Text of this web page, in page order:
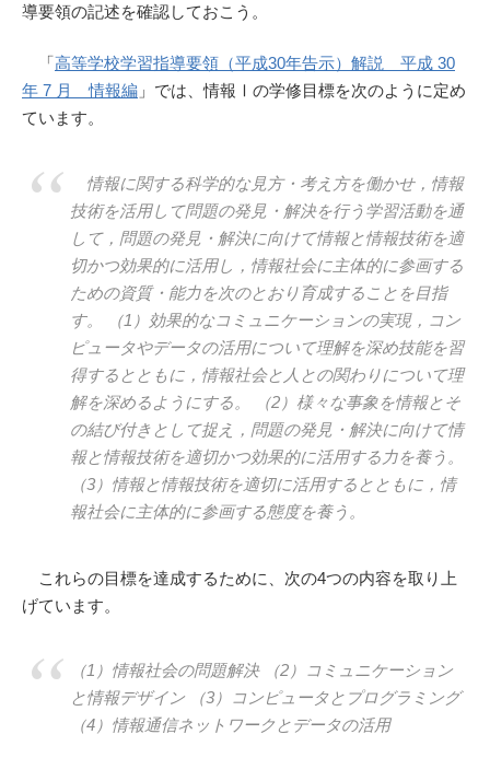
導要領の記述を確認しておこう。
「高等学校学習指導要領（平成30年告示）解説 平成 30
年 7 月 情報編 」では、情報Ⅰの学修目標を次のように定め
ています。
情報に関する科学的な見方・考え方を働かせ，情報
技術を活用して問題の発見・解決を行う学習活動を通
して，問題の発見・解決に向けて情報と情報技術を適
切かつ効果的に活用し，情報社会に主体的に参画する
ための資質・能力を次のとおり育成することを目指
す。 （1）効果的なコミュニケーションの実現，コン
ピュータやデータの活用について理解を深め技能を習
得するとともに，情報社会と人との関わりについて理
解を深めるようにする。 （2）様々な事象を情報とそ
の結び付きとして捉え，問題の発見・解決に向けて情
報と情報技術を適切かつ効果的に活用する力を養う。
（3）情報と情報技術を適切に活用するとともに，情
報社会に主体的に参画する態度を養う。
これらの目標を達成するために、次の4つの内容を取り上
げています。
（1）情報社会の問題解決 （2）コミュニケーション
と情報デザイン （3）コンピュータとプログラミング
（4）情報通信ネットワークとデータの活用